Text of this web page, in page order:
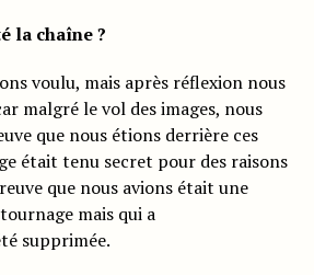
la chaîne ?
voulu, mais après réflexion nous
malgré le vol des images, nous
que nous étions derrière ces
était tenu secret pour des raisons
que nous avions était une
mais qui a
supprimée.